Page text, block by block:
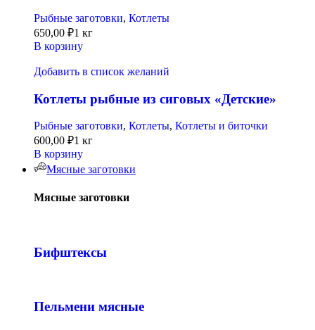
Рыбные заготовки, Котлеты
650,00 ₽1 кг
В корзину
Добавить в список желаний
Котлеты рыбные из сиговых «Детские»
Рыбные заготовки, Котлеты, Котлеты и биточки
600,00 ₽1 кг
В корзину
Мясные заготовки
Мясные заготовки
Бифштексы
Пельмени мясные